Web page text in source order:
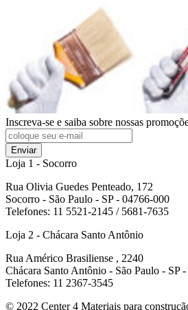
Inscreva-se e saiba sobre nossas
Enviar
Loja 1 - Socorro
Rua Olivia Guedes Penteado, 172
Socorro - São Paulo - SP - 04766-000
Telefones: 11 5521-2145 / 5681-7635
Loja 2 - Chácara Santo Antônio
Rua Américo Brasiliense , 2240
Chácara Santo Antônio - São Paulo - SP
Telefones: 11 2367-3545
© 2022 Center 4 Materiais para